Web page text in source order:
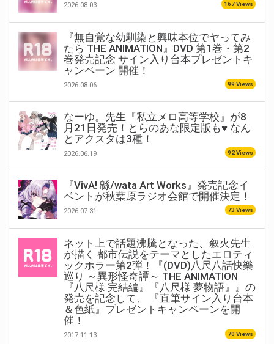
2026.08.03 167 Views
『無自覚な幼馴染と興味本位でヤってみ
たら THE ANIMATION』DVD 第1巻・第2
巻発売記念 サイン入り台本プレゼントキ
ャンペーン 開催！
2026.08.06 99 Views
なーゆ。先生『私立メロ高等学校』が8
月21日発売！とらのあな限定版も♥ なん
とアクスタは3種！
2026.06.19 92 Views
『VivA! 緜/wata Art Works』発売記念イ
ベントが秋葉原ラジオ会館で開催決定！
2026.07.31 73 Views
ネット上で話題沸騰となった、叙火先生
が描く 都市伝説をテーマとしたエロティ
ックホラー第2弾！『(DVD)八尺八話快樂
巡り ～異形怪奇譚～ THE ANIMATION
『八尺様 完結編』『八尺様 夢物語』』の
発売を記念して、 『直筆サイン入り台本
＆色紙』プレゼントキャンペーンを開
催！
2017.11.13 70 Views